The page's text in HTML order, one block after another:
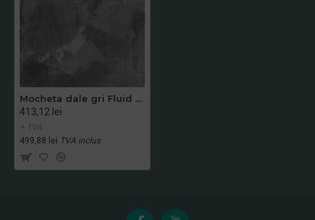
Mocheta dale gri Fluid cod 850
413,12 lei
+ TVA
499,88 lei TVA inclus